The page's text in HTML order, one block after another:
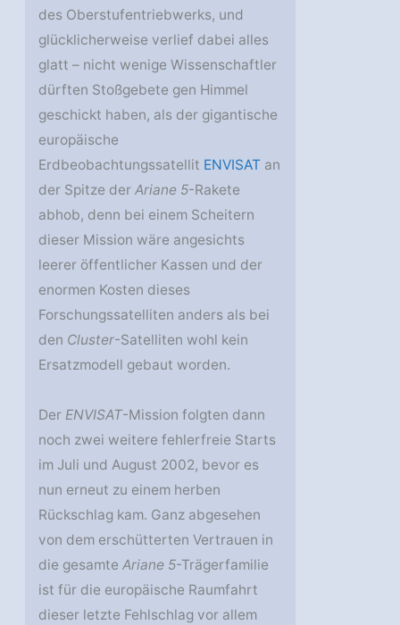
des Oberstufentriebwerks, und
glücklicherweise verlief dabei alles
glatt – nicht wenige Wissenschaftler
dürften Stoßgebete gen Himmel
geschickt haben, als der gigantische
europäische
Erdbeobachtungssatellit ENVISAT an
der Spitze derAriane 5-Rakete
abhob, denn bei einem Scheitern
dieser Mission wäre angesichts
leerer öffentlicher Kassen und der
enormen Kosten dieses
Forschungssatelliten anders als bei
den Cluster-Satelliten wohl kein
Ersatzmodell gebaut worden.
DerENVISAT-Mission folgten dann
noch zwei weitere fehlerfreie Starts
im Juli und August 2002, bevor es
nun erneut zu einem herben
Rückschlag kam. Ganz abgesehen
von dem erschütterten Vertrauen in
die gesamteAriane 5-Trägerfamilie
ist für die europäische Raumfahrt
dieser letzte Fehlschlag vor allem